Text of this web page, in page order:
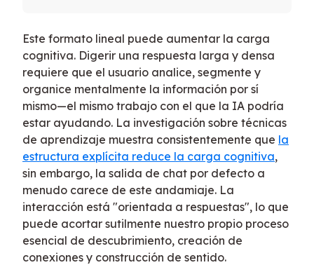
Este formato lineal puede aumentar la carga
cognitiva. Digerir una respuesta larga y densa
requiere que el usuario analice, segmente y
organice mentalmente la información por sí
mismo—el mismo trabajo con el que la IA podría
estar ayudando. La investigación sobre técnicas
de aprendizaje muestra consistentemente que la
estructura explícita reduce la carga cognitiva,
sin embargo, la salida de chat por defecto a
menudo carece de este andamiaje. La
interacción está "orientada a respuestas", lo que
puede acortar sutilmente nuestro propio proceso
esencial de descubrimiento, creación de
conexiones y construcción de sentido.